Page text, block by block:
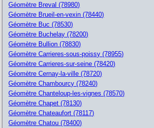
Géomètre Breval (78980)
Géomètre Brueil-en-vexin (78440)
Géomètre Buc (78530)
Géomètre Buchelay (78200)
Géomètre Bullion (78830)
Géomètre Carrieres-sous-poissy (78955)
Géomètre Carrieres-sur-seine (78420)
Géomètre Cernay-la-ville (78720)
Géomètre Chambourcy (78240)
Géomètre Chanteloup-les-vignes (78570)
Géomètre Chapet (78130)
Géomètre Chateaufort (78117)
Géomètre Chatou (78400)